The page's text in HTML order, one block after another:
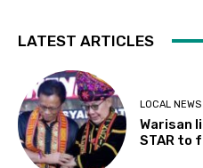
LATEST ARTICLES
LOCAL NEWS
Warisan
STAR to